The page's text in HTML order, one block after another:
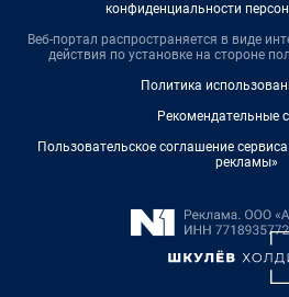
конфиденциальности
Веб-портал распространяется в виде
действия по установке на стороне
Политика
Рекомендательные
Пользовательское соглашение
рекламы»